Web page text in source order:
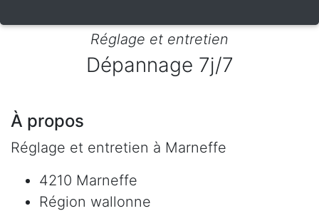
Réglage et entretien
Dépannage 7j/7
À propos
Réglage et entretien à Marneffe
4210 Marneffe
Région wallonne